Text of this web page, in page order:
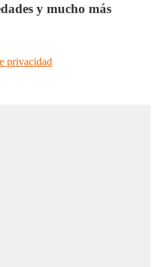
y mucho más
privacidad